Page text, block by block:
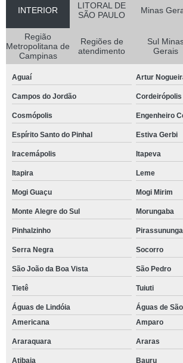
INTERIOR
LITORAL DE
SÃO PAULO
Minas
Região
Metropolitana de
Campinas
Regiões de
atendimento
Sul
Gerais
Aguaí Artur
Campos do Jordão Cordeirópolis
Cosmópolis Engenheiro
Espírito Santo do Pinhal Estiva Gerbi
Iracemápolis Itapeva
Itapira Leme
Mogi Guaçu Mogi Mirim
Monte Alegre do Sul Morungaba
Pinhalzinho Pirassununga
Serra Negra Socorro
São João da Boa Vista São Pedro
Tietê Tuiuti
Águas de Lindóia
Águas de
Americana
Amparo
Araraquara Araras
Atibaia Bauru